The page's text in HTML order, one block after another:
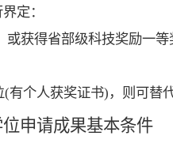
定：
或获得省部级科技奖励一
(有个人获奖证书) ，则可替
申请成果基本条件